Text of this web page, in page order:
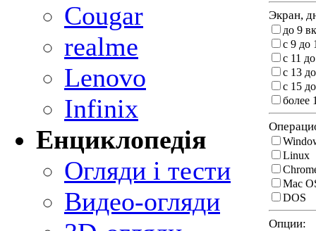
Cougar
realme
Lenovo
Infinix
Енциклопедія
Огляди і тести
Видео-огляди
Экран,
до 9
c 9 до
c 11
c 13
c 15
более
Linux
Mac
DOS
Опции: